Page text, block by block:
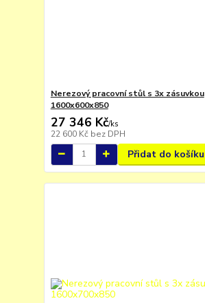
Nerezový pracovní stůl s 3x zásuvkou
1600x600x850
27 346 Kč/ks
22 600 Kč bez DPH
Přidat do košíku